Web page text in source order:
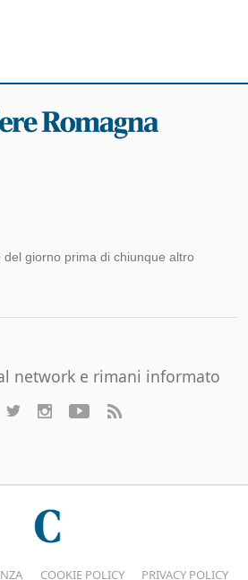
del giorno prima di chiunque altro
network e rimani informato
COOKIE POLICY PRIVACY POLICY